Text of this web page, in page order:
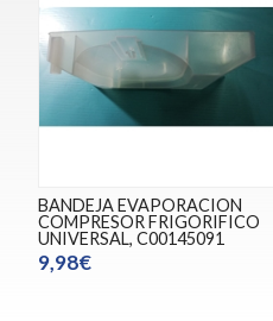
BANDEJA EVAPORACION
COMPRESOR FRIGORIFICO
UNIVERSAL, C00145091
9,98€